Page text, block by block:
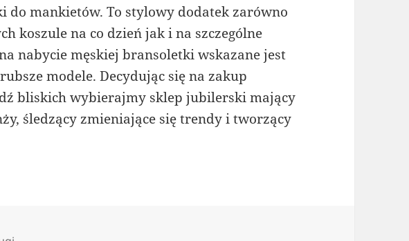
mankietów. To stylowy dodatek zarówno
koszule na co dzień jak i na szczególne
nabycie męskiej bransoletki wskazane jest
modele. Decydując się na zakup
bliskich wybierajmy sklep jubilerski mający
śledzący zmieniające się trendy i tworzący